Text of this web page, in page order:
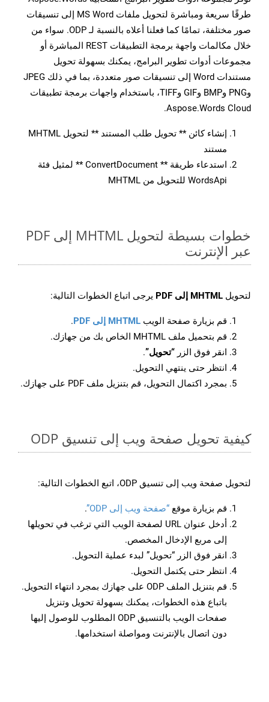
طرقًا سريعة ومباشرة لتحويل ملفات MS Word إلى تنسيقات
صور مختلفة، تمامًا كما فعلنا أعلاه بالنسبة لـ ODP. سواء من
خلال مكالمات واجهة برمجة التطبيقات REST المباشرة أو
مجموعات أدوات تطوير البرامج، يمكنك بسهولة تحويل
مستندات Word إلى تنسيقات صور متعددة، بما في ذلك JPEG
وPNG وBMP وGIF وTIFF، باستخدام واجهات برمجة تطبيقات
Aspose.Words Cloud.
إنشاء كائن ** تحويل طلب المستند ** لتحويل MHTML
مستند
استدعاء طريقة ** ConvertDocument ** لمثيل فئة
WordsApi للتحويل من MHTML
خطوات بسيطة لتحويل MHTML إلى PDF
عبر الإنترنت
لتحويل MHTML إلى PDF يرجى اتباع الخطوات التالية:
قم بزيارة صفحة الويب MHTML إلى PDF
.
قم بتحميل ملف MHTML الخاص بك من جهازك.
انقر فوق الزر “تحويل”.
انتظر حتى ينتهي التحويل.
بمجرد اكتمال التحويل، قم بتنزيل ملف PDF على جهازك.
كيفية تحويل صفحة ويب إلى تنسيق ODP
لتحويل صفحة ويب إلى تنسيق ODP، اتبع الخطوات التالية:
قم بزيارة موقع “صفحة ويب إلى ODP”
.
أدخل عنوان URL لصفحة الويب التي ترغب في تحويلها
إلى مربع الإدخال المخصص.
انقر فوق الزر “تحويل” لبدء عملية التحويل.
انتظر حتى يكتمل التحويل.
قم بتنزيل الملف ODP على جهازك بمجرد انتهاء التحويل.
باتباع هذه الخطوات، يمكنك بسهولة تحويل وتنزيل
صفحات الويب بالتنسيق ODP المطلوب للوصول إليها
دون اتصال بالإنترنت ومواصلة استخدامها.